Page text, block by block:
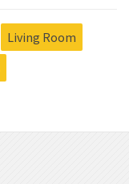
Living Room